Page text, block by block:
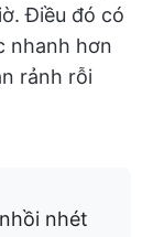
Điều đó có
nhanh hơn
rảnh rỗi
nhét